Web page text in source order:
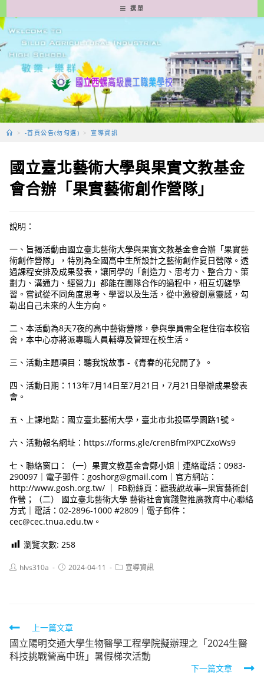
轉
至
要
容
選單
> -首頁公告(勿勾選) > 宣導資訊
國立臺北藝術大學與果實文教基金
會合辦「果實藝術創作營隊」
說明：
一、旨揭活動由國立臺北藝術大學與果實文教基金會合辦「果實藝
術創作營隊」，特別為全國高中生所設計之藝術創作夏日營隊。透
過課程安排及成果發表，讓同學的「創造力、思考力、整合力、策
劃力、溝通力、經營力」都能在團隊合作的過程中，相互切磋學
習。嘗試從不同角度思考、學習以及生活，從中激發創意靈感，勾
勒出自己未來的人生方向。
二、本活動為8天7夜的高中藝術營隊，參與學員需全程住宿本校宿
舍，本中心亦將派專職人員輔導及管理在校生活。
三、活動主題項目：聽我說故事 -《青春的花兒開了》。
四、活動日期：113年7月14日至7月21日，7月21日舉辦成果發表
會。
五、上課地點：國立臺北藝術大學，臺北市北投區學園路1號。
六、活動報名網址：https://forms.gle/crenBfmPXPCZxoWs9
七、聯絡窗口：（一）果實文教基金會鄭小姐｜連絡電話：0983-
290097｜電子郵件：goshorg@gmail.com｜官方網站：
http://www.gosh.org.tw/ ｜ FB粉絲頁：聽我說故事─果實藝術創
作營；（二） 國立臺北藝術大學 藝術社會實踐暨推廣教育中心聯絡
方式｜電話：02-2896-1000 #2809｜電子郵件：
cec@cec.tnua.edu.tw。
瀏覽次數: 258
Posthlvs310a
Post2024-04-11
Post宣導資訊
Read
more
articles
上一篇文章
國立陽明交通大學生物醫學工程學院擬辦理之「2024生醫
科技挑戰營高中班」暑假梯次活動
下一篇文章